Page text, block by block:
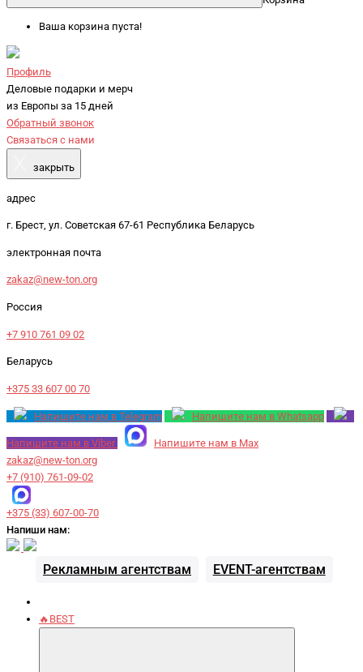
Ваша корзина пуста!
Профиль
Деловые подарки и мерч
из Европы за 15 дней
Обратный звонок
Связаться с нами
закрыть
адрес
г. Брест, ул. Советская 67-61 Республика Беларусь
электронная почта
zakaz@new-ton.org
Россия
+7 910 761 09 02
Беларусь
+375 33 607 00 70
Напишите нам в Telegram Напишите нам в Whatsapp
Напишите нам в Viber
Напишите нам в Max
zakaz@new-ton.org
+7 (910) 761-09-02
+375 (33) 607-00-70
Напиши нам:
Рекламным агентствам EVENT-агентствам
🔥BEST